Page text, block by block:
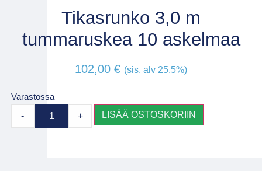
Tikasrunko 3,0 m
tummaruskea 10 askelmaa
102,00 € (sis. alv 25,5%)
Varastossa
- + LISÄÄ OSTOSKORIIN